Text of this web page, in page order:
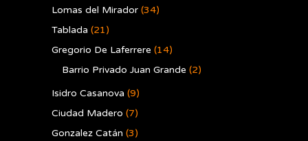
Lomas del Mirador (34)
Tablada (21)
Gregorio De Laferrere (14)
Barrio Privado Juan Grande (2)
Isidro Casanova (9)
Ciudad Madero (7)
Gonzalez Catán (3)